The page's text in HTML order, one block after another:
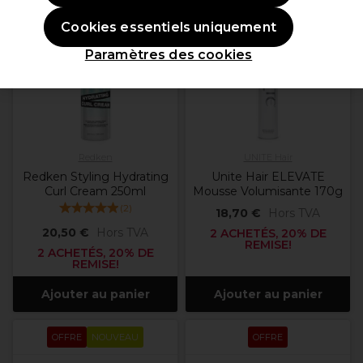
Redken Styling Hydrating
Curl Cream 250ml
(2)
20,50 €
Hors TVA
2 ACHETÉS, 20% DE
REMISE!
Ajouter au panier
OFFRE
Unite Hair ELEVATE
Mousse Volumisante 170g
18,70 €
Hors TVA
2 ACHETÉS, 20% DE
REMISE!
Ajouter au panier
OFFRE NOUVEAU OFFRE
Paramètres des cookies
Cookies essentiels uniquement